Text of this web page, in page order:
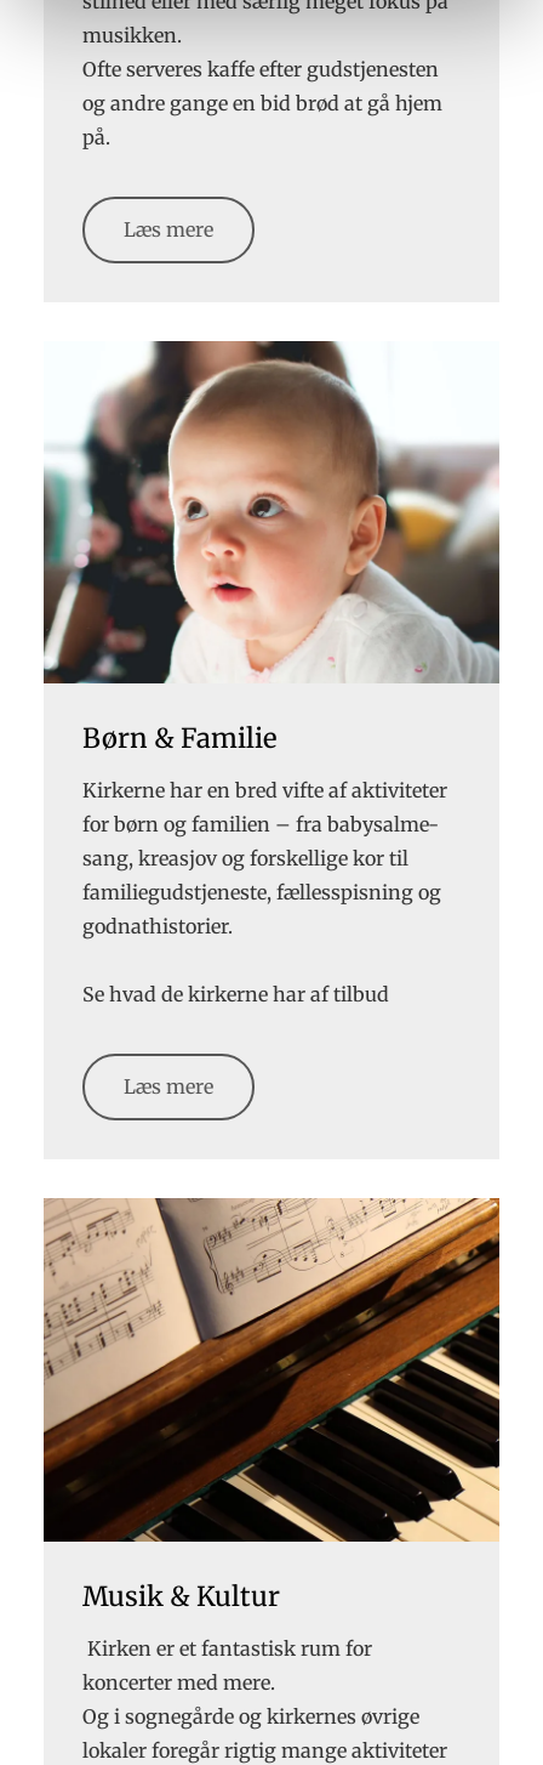
musikken.
Ofte serveres kaffe efter gudstjenesten
og andre gange en bid brød at gå hjem
på.
Læs mere
Børn & Familie
Kirkerne har en bred vifte af aktiviteter
for børn og familien – fra babysalme-
sang, kreasjov og forskellige kor til
familiegudstjeneste, fællesspisning og
godnathistorier.
Se hvad de kirkerne har af tilbud
Læs mere
Musik & Kultur
Kirken er et fantastisk rum for
koncerter med mere.
Og i sognegårde og kirkernes øvrige
lokaler foregår rigtig mange aktiviteter